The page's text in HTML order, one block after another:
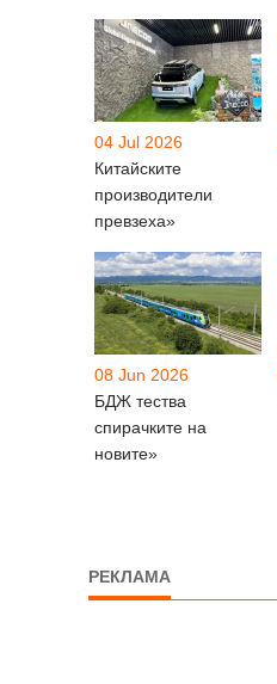
04 Jul 2026
Китайските
производители
превзеха»
08 Jun 2026
БДЖ тества
спирачките на
новите»
РЕКЛАМА